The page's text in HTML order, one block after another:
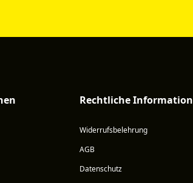
Rechtliche Information
Widerrufsbelehrung
AGB
Datenschutz